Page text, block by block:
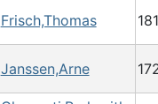
Frisch,Thomas
Janssen,Arne